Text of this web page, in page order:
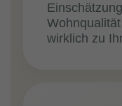
wirklich zu